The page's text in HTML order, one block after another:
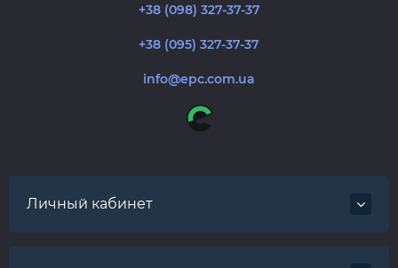
+38 (098) 327-37-37
+38 (095) 327-37-37
info@epc.com.ua
Личный кабинет